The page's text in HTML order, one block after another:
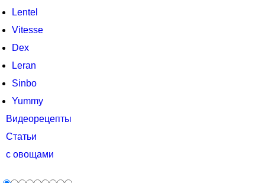
Lentel
Vitesse
Dex
Leran
Sinbo
Yummy
Видеорецепты
Статьи
с овощами